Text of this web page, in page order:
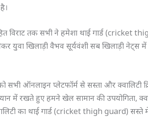
विराट तक सभी ने हमेशा थाई गार्ड (cricket
युवा खिलाड़ी वैभव सूर्यवंशी सब खिलाड़ी नेट्स
सभी ऑनलाइन प्लेटफॉर्म से सस्ता और क्वालिटी
में रखते हुए हमने खेल सामान की उपयोगिता,
का थाई गार्ड (cricket thigh guard)